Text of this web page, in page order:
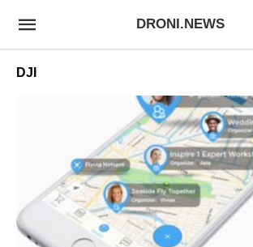
DRONI.NEWS
DJI